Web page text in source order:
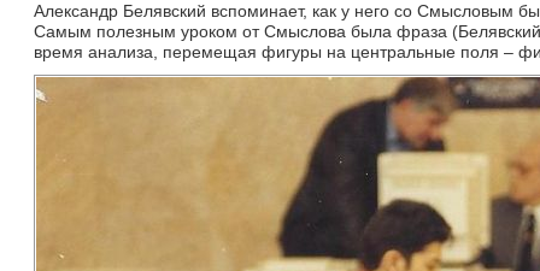
Александр Белявский вспоминает, как у него со Смысловым
Самым полезным уроком от Смыслова была фраза
время анализа, перемещая фигуры на центральные поля –